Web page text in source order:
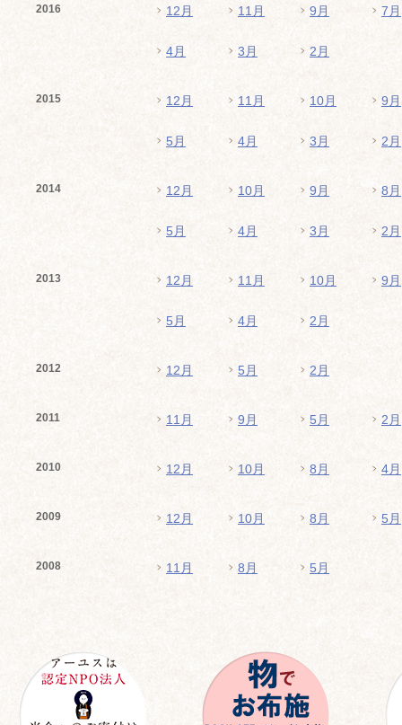
2016 12月 11月 9月 7月
4月 3月 2月
2015 12月 11月 10月 9月
5月 4月 3月 2月
2014 12月 10月 9月 8月
5月 4月 3月 2月
2013 12月 11月 10月 9月
5月 4月 2月
2012 12月 5月 2月
2011 11月 9月 5月 2月
2010 12月 10月 8月 4月
2009 12月 10月 8月 5月
2008 11月 8月 5月